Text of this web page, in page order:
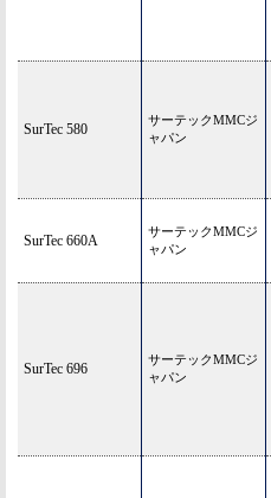
SurTec 580
サーテックMMCジ
ャパン
SurTec 660A
サーテックMMCジ
ャパン
SurTec 696
サーテックMMCジ
ャパン